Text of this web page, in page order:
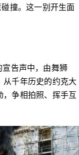
撞。这一别开生面
告声中，由舞狮
从千年历史的约克大
争相拍照、挥手互